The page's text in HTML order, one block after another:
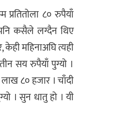
८० रुपैयाँ
पनि कसैले लग्दैन थिए
महिनाअघि त्यही
सय रुपैयाँ पुग्यो ।
८० हजार । चाँदी
। सुन धातु हो । यी